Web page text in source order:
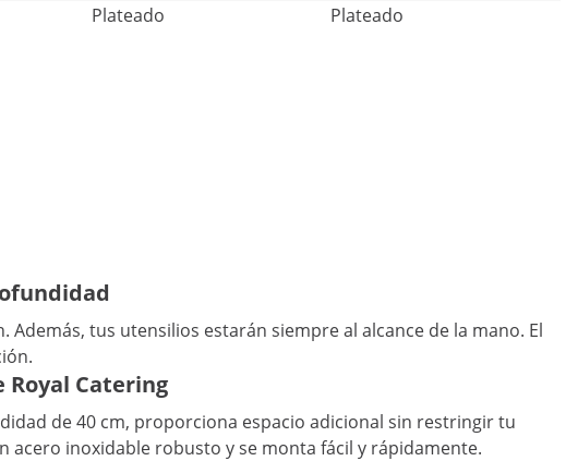
Plateado
Plateado
tus utensilios estarán siempre al alcance de la mano. El
Catering
de 40 cm, proporciona espacio adicional sin restringir tu
acero inoxidable robusto y se monta fácil y rápidamente.